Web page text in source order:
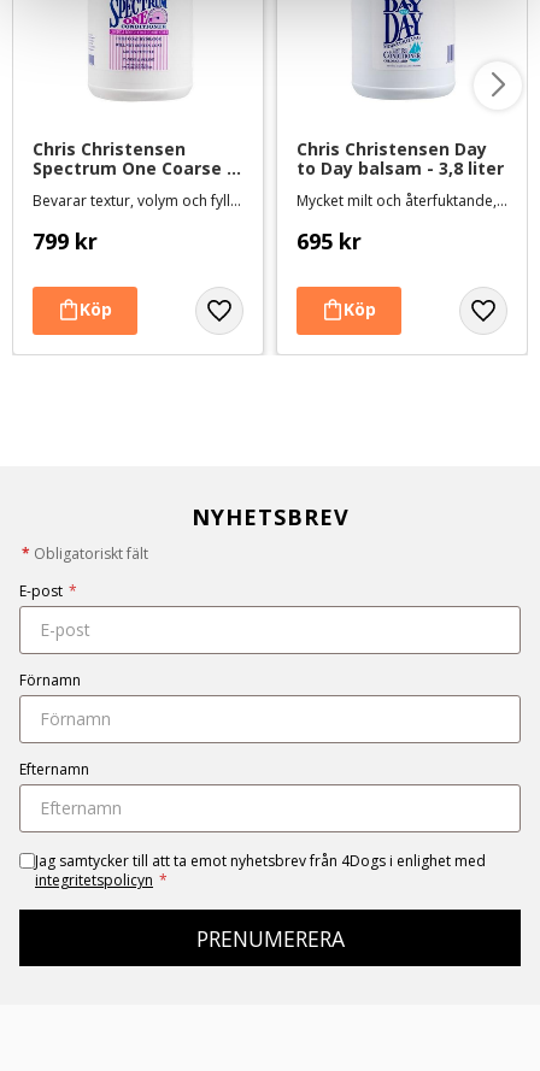
Chris Christensen
Spectrum One Coarse
3,8 liter
Bevarar textur, volym och fyllighet
799 kr
Chris Christensen Day
to Day balsam - 3,8 liter
Mycket milt och återfuktande, för torr eller skadad päls och känslig hud
695 kr
NYHETSBREV
* Obligatoriskt fält
E-post *
Förnamn
Efternamn
Jag samtycker till att ta emot nyhetsbrev från 4Dogs i enlighet med
integritetspolicyn *
PRENUMERERA